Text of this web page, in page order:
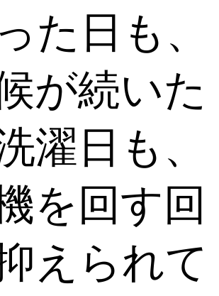
た日も、
が続いた
濯日も、
を回す回
えられて